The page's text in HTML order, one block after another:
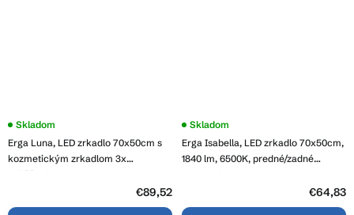
Erga Luna, LED zrkadlo 70x50cm s
kozmetickým zrkadlom 3x
zväčšenie, 1840 lm, 6500K,
predné/zadné osvetlenie, ERG-V01-
124-7050-00
Skladom
€89,52
Erga Isabella, LED zrkadlo 70x50cm,
1840 lm, 6500K, predné/zadné
Skladom
€64,83